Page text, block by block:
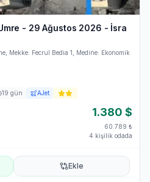
- 29 Ağustos 2026 - İsra
Mekke: Fecrul Bedia 1, Medine: Ekonomik
19 gün AJet
1.380 $
60.789 ₺
4 kişilik odada
Ekle